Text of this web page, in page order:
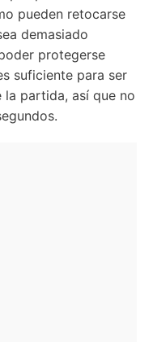
pueden retocarse
demasiado
protegerse
suficiente para ser
partida, así que no